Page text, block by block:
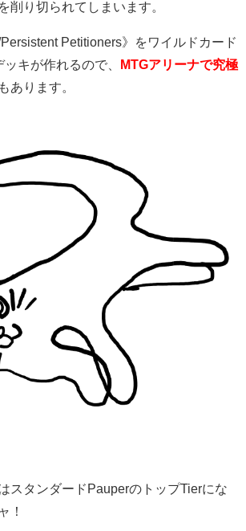
削り切られてしまいます。
Persistent Petitioners》をワイルドカード
キが作れるので、
MTGアリーナで究極
あります。
スタンダードPauperのトップTierにな
！